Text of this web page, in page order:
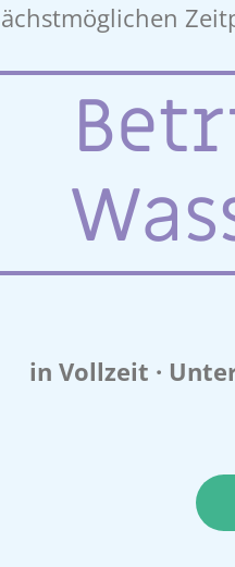
in Vollzeit ·